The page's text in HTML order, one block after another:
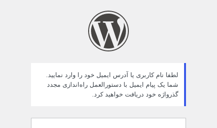
لطفا نام کاربری یا آدرس ایمیل خود را وارد نمایید.
شما یک پیام ایمیل با دستورالعمل راه‌اندازی مجدد
گذرواژه خود دریافت خواهید کرد.